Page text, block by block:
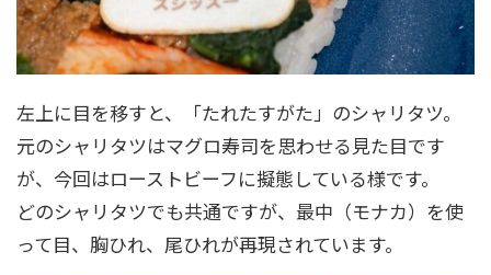
左上に目を移すと、「たれたすがた」のシャリタツ。
元のシャリタツはマグロ寿司を思わせる見た目です
が、今回はローストビーフに擬態している様です。
どのシャリタツでも共通ですが、最中（モナカ）を使
って目、胸ひれ、尾ひれが再現されています。